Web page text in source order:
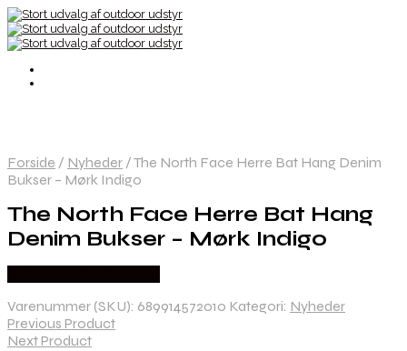
Forside / Nyheder /The North Face Herre Bat Hang Denim
Bukser – Mørk Indigo
The North Face Herre Bat Hang
Denim Bukser – Mørk Indigo
Varenummer (SKU): 689914572010 Kategori: Nyheder
Previous Product
Next Product